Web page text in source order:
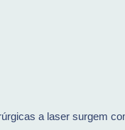
a laser surgem